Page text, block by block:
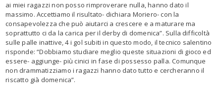
ai miei ragazzi non posso rimproverare nulla, hanno dato il
massimo. Accettiamo il risultato- dichiara Moriero- con la
consapevolezza che può aiutarci a crescere e a maturare ma
soprattutto ci da la carica per il derby di domenica”. Sulla difficoltà
sulle palle inattive, 4 i gol subiti in questo modo, il tecnico salentino
risponde: “Dobbiamo studiare meglio queste situazioni di gioco ed
essere- aggiunge- più cinici in fase di possesso palla. Comunque
non drammatizziamo i ragazzi hanno dato tutto e cercheranno il
riscatto già domenica”.